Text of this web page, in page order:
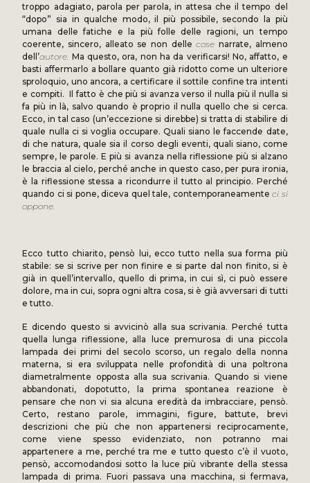
troppo adagiato, parola per parola, in attesa che il tempo del
“dopo” sia in qualche modo, il più possibile, secondo la più
umana delle fatiche e la più folle delle ragioni, un tempo
coerente, sincero, alleato se non dellecose narrate, almeno
dell’autore. Ma questo, ora, non ha da verificarsi! No, affatto, e
basti affermarlo a bollare quanto già ridotto come un ulteriore
sproloquio, uno ancora, a certificare il sottile confine tra intenti
e compiti. Il fatto è che più si avanza verso il nulla più il nulla si
fa più in là, salvo quando è proprio il nulla quello che si cerca.
Ecco, in tal caso (un’eccezione si direbbe) si tratta di stabilire di
quale nulla ci si voglia occupare. Quali siano le faccende date,
di che natura, quale sia il corso degli eventi, quali siano, come
sempre, le parole. E più si avanza nella riflessione più si alzano
le braccia al cielo, perché anche in questo caso, per pura ironia,
è la riflessione stessa a ricondurre il tutto al principio. Perché
quando ci si pone, diceva quel tale, contemporaneamenteci si
oppone.
Ecco tutto chiarito, pensò lui, ecco tutto nella sua forma più
stabile: se si scrive per non finire e si parte dal non finito, si è
già in quell’intervallo, quello di prima, in cui sì, ci può essere
dolore, ma in cui, sopra ogni altra cosa, si è già avversari di tutti
e tutto.
E dicendo questo si avvicinò alla sua scrivania. Perché tutta
quella lunga riflessione, alla luce premurosa di una piccola
lampada dei primi del secolo scorso, un regalo della nonna
materna, si era sviluppata nelle profondità di una poltrona
diametralmente opposta alla sua scrivania. Quando si viene
abbandonati, dopotutto, la prima spontanea reazione è
pensare che non vi sia alcuna eredità da imbracciare, pensò.
Certo, restano parole, immagini, figure, battute, brevi
descrizioni che più che non appartenersi reciprocamente,
come viene spesso evidenziato, non potranno mai
appartenere a me, perché tra me e tutto questo c’è il vuoto,
pensò, accomodandosi sotto la luce più vibrante della stessa
lampada di prima. Fuori passava una macchina, si fermava,